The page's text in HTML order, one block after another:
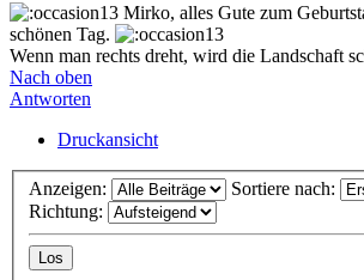
Mirko, alles Gute zum
schönen Tag.
Wenn man rechts dreht, wird die Landschaft
Nach oben
Antworten
Druckansicht
Anzeigen:
Sortiere nach:
Richtung: